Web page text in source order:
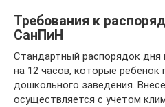
Требования к
СанПиН
Стандартный распорядок дня
на 12 часов, которые ребенок
дошкольного заведения.
осуществляется с учетом